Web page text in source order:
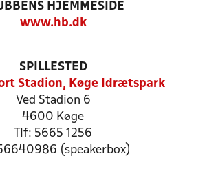
HJEMMESIDE
www.hb.dk
SPILLESTED
Stadion, Køge Idrætspark
Ved Stadion 6
4600 Køge
Tlf: 5665 1256
(speakerbox)